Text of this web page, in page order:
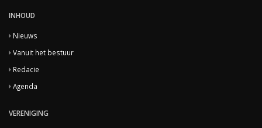
INHOUD
Nieuws
Vanuit het bestuur
Redacie
Agenda
VERENIGING